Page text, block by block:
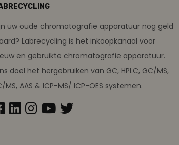
uw oude chromatografie apparatuur nog geld
Labrecycling is het inkoopkanaal voor
en gebruikte chromatografie apparatuur.
doel het hergebruiken van GC, HPLC, GC/MS,
MS, AAS & ICP-MS/ ICP-OES systemen.